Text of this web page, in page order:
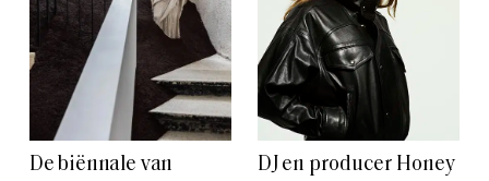
De biënnale van
DJ en producer Honey